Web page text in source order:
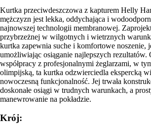
Kurtka przeciwdeszczowa z kapturem Helly
mężczyzn jest lekka, oddychająca i
najnowszej technologii membranowej.
przybrzeżnej w wilgotnych i wietrznych
kurtka zapewnia suche i komfortowe noszenie,
umożliwiając osiąganie najlepszych rezultatów.
współpracy z profesjonalnymi żeglarzami, w
olimpijską, ta kurtka odzwierciedla ekspercką
nowoczesną funkcjonalność. Jej trwała
doskonałe osiągi w trudnych warunkach, a
manewrowanie na pokładzie.
Krój: